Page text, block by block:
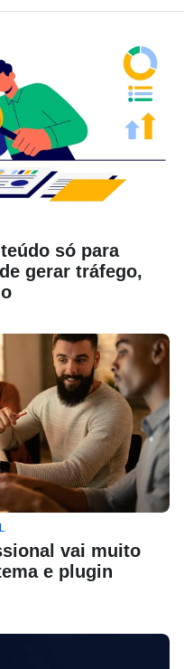
só para
gerar tráfego,
vai muito
e plugin